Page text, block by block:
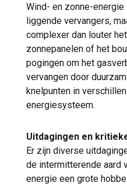
Wind- en zonne-energie
liggende vervangers,
complexer dan louter
zonnepanelen of het
pogingen om het
vervangen door
knelpunten in
energiesysteem.
Uitdagingen en
Er zijn diverse
de intermitterende aard
energie een grote